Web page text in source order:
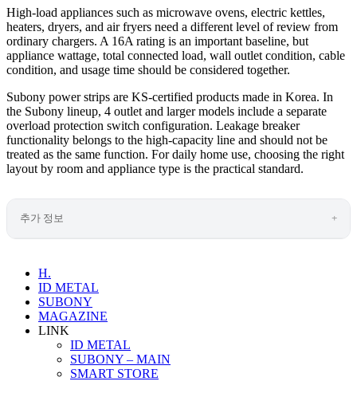
High-load appliances such as microwave ovens, electric kettles,
heaters, dryers, and air fryers need a different level of review from
ordinary chargers. A 16A rating is an important baseline, but
appliance wattage, total connected load, wall outlet condition, cable
condition, and usage time should be considered together.
Subony power strips are KS-certified products made in Korea. In
the Subony lineup, 4 outlet and larger models include a separate
overload protection switch configuration. Leakage breaker
functionality belongs to the high-capacity line and should not be
treated as the same function. For daily home use, choosing the right
layout by room and appliance type is the practical standard.
추가 정보
H.
ID METAL
SUBONY
MAGAZINE
LINK
ID METAL
SUBONY – MAIN
SMART STORE